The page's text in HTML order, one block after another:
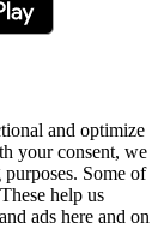
and optimize
your consent, we
Some of
help us
ads here and on